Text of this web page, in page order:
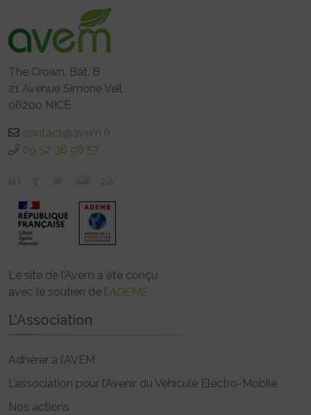
The Crown, Bât. B
21 Avenue Simone Veil
06200 NICE
contact@avem.fr
09 52 38 98 57
Le site de l’Avem a été conçu
avec le soutien de l’ADEME
L’Association
Adhérer à l’AVEM
L’association pour l’Avenir du Véhicule Electro-Mobile
Nos actions